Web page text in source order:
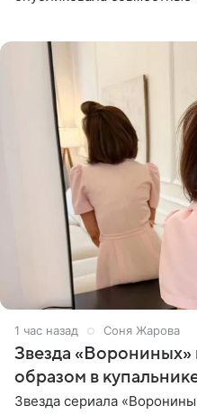
1 час назад Соня Жарова
Звезда «Ворониных»
образом в
Звезда сериала